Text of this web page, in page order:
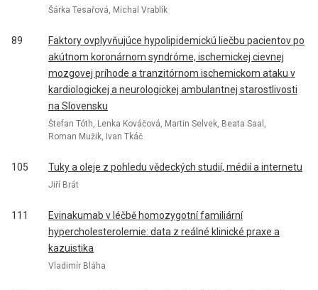
Šárka Tesařová, Michal Vrablík
89
Faktory ovplyvňujúce hypolipidemickú liečbu pacientov po
akútnom koronárnom syndróme, ischemickej cievnej
mozgovej príhode a tranzitórnom ischemickom ataku v
kardiologickej a neurologickej ambulantnej starostlivosti
na Slovensku
Štefan Tóth, Lenka Kováčová, Martin Selvek, Beata Saal,
Roman Mužik, Ivan Tkáč
105 Tuky a oleje z pohledu vědeckých studií, médií a internetu
Jiří Brát
111
Evinakumab v léčbě homozygotní familiární
hypercholesterolemie: data z reálné klinické praxe a
kazuistika
Vladimír Bláha